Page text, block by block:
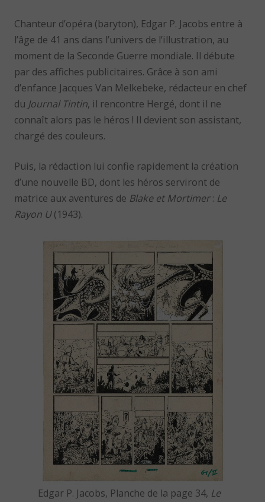
Chanteur d’opéra (baryton), Edgar P. Jacobs entre à
l’âge de 41 ans dans l’univers de l’illustration, au
moment de la Seconde Guerre mondiale. Il débute
par des affiches publicitaires. Grâce à son ami
d’enfance Jacques Van Melkebeke, rédacteur en chef
du Journal Tintin, il rencontre Hergé, dont il ne
connaît alors pas le héros ! Il devient son assistant,
chargé des couleurs.
Puis, la rédaction lui confie rapidement la création
d’une nouvelle BD, dont les héros serviront de
matrice aux aventures de Blake et Mortimer: Le
Rayon U(1943).
Edgar P. Jacobs, Planche de la page 34, Le